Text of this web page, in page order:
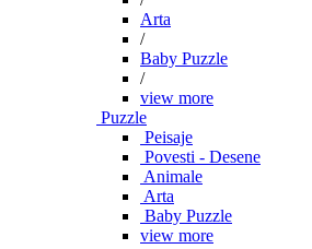
Arta
/
Baby Puzzle
/
view more
Puzzle
Peisaje
Povesti - Desene
Animale
Arta
Baby Puzzle
view more